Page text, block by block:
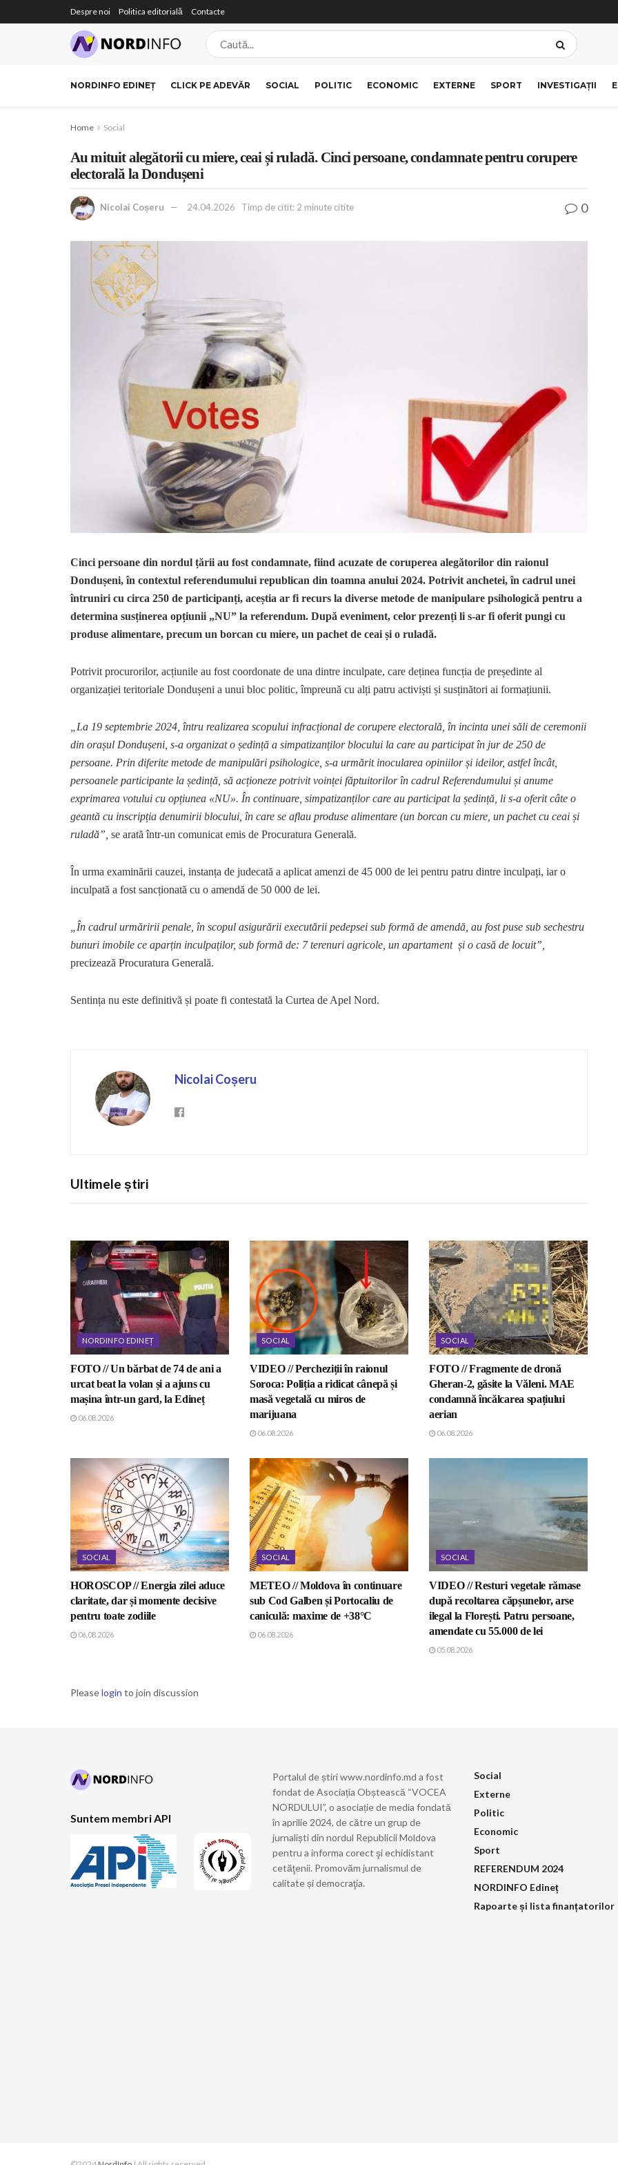
Despre noi Politica editorială Contacte
NORDINFO EDINEȚ CLICK PE ADEVĂR SOCIAL POLITIC ECONOMIC EXTERNE SPORT INVESTIGAȚII
Home Social
Au mituit alegătorii cu miere, ceai și ruladă. Cinci persoane, condamnate pentru corupere
electorală la Dondușeni
Nicolai Coșeru 24.04.2026 Timp de citit: 2 minute citite 0
Cinci persoane din nordul țării au fost condamnate, fiind acuzate de coruperea alegătorilor din raionul
Dondușeni, în contextul referendumului republican din toamna anului 2024. Potrivit anchetei, în cadrul unei
întruniri cu circa 250 de participanți, aceștia ar fi recurs la diverse metode de manipulare psihologică pentru a
determina susținerea opțiunii „NU” la referendum. După eveniment, celor prezenți li s-ar fi oferit pungi cu
produse alimentare, precum un borcan cu miere, un pachet de ceai și o ruladă.
Potrivit procurorilor, acțiunile au fost coordonate de una dintre inculpate, care deținea funcția de președinte al
organizației teritoriale Dondușeni a unui bloc politic, împreună cu alți patru activiști și susținători ai formațiunii.
„La 19 septembrie 2024, întru realizarea scopului infracțional de corupere electorală, în incinta unei săli de ceremonii
din orașul Dondușeni, s-a organizat o ședință a simpatizanților blocului la care au participat în jur de 250 de
persoane. Prin diferite metode de manipulări psihologice, s-a urmărit inocularea opiniilor și ideilor, astfel încât,
persoanele participante la ședință, să acționeze potrivit voinței făptuitorilor în cadrul Referendumului și anume
exprimarea votului cu opțiunea «NU». În continuare, simpatizanților care au participat la ședință, li s-a oferit câte o
geantă cu inscripția denumirii blocului, în care se aflau produse alimentare (un borcan cu miere, un pachet cu ceai și
ruladă”, se arată într-un comunicat emis de Procuratura Generală.
În urma examinării cauzei, instanța de judecată a aplicat amenzi de 45 000 de lei pentru patru dintre inculpați, iar o
inculpată a fost sancționată cu o amendă de 50 000 de lei.
„În cadrul urmăririi penale, în scopul asigurării executării pedepsei sub formă de amendă, au fost puse sub sechestru
bunuri imobile ce aparțin inculpaților, sub formă de: 7 terenuri agricole, un apartament și o casă de locuit”,
precizează Procuratura Generală.
Sentința nu este definitivă și poate fi contestată la Curtea de Apel Nord.
Nicolai Coșeru
Ultimele știri
NORDINFO EDINEȚ
FOTO // Un bărbat de 74 de ani a
urcat beat la volan și a ajuns cu
mașina într-un gard, la Edineț
06.08.2026
SOCIAL
VIDEO // Percheziții în raionul
Soroca: Poliția a ridicat cânepă și
masă vegetală cu miros de
marijuana
06.08.2026
SOCIAL
FOTO // Fragmente de dronă
Gheran-2, găsite la Văleni. MAE
condamnă încălcarea spațiului
aerian
06.08.2026
SOCIAL
HOROSCOP // Energia zilei aduce
claritate, dar și momente decisive
pentru toate zodiile
06.08.2026
SOCIAL
METEO // Moldova în continuare
sub Cod Galben și Portocaliu de
caniculă: maxime de +38°C
06.08.2026
SOCIAL
VIDEO // Resturi vegetale rămase
după recoltarea căpșunelor, arse
ilegal la Florești. Patru persoane,
amendate cu 55.000 de lei
05.08.2026
Pleaselogin to join discussion
Suntem membri API
Portalul de știri www.nordinfo.md a fost
fondat de Asociația Obștească “VOCEA
NORDULUI”, o asociație de media fondată
în aprilie 2024, de către un grup de
jurnaliști din nordul Republicii Moldova
pentru a informa corect şi echidistant
cetăţenii. Promovăm jurnalismul de
calitate și democraţia.
Social
Externe
Politic
Economic
Sport
REFERENDUM 2024
NORDINFO Edineț
Rapoarte și lista finanțatorilor